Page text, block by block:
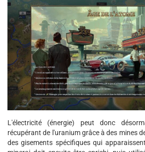
L'électricité (énergie) peut donc
récupérant de l'uranium grâce à des mines
des gisements spécifiques qui